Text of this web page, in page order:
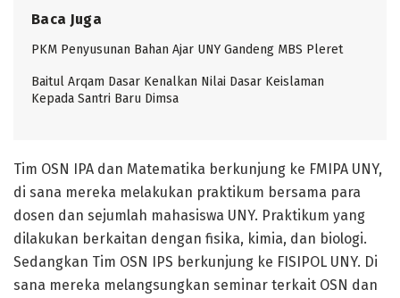
Baca Juga
PKM Penyusunan Bahan Ajar UNY Gandeng MBS Pleret
Baitul Arqam Dasar Kenalkan Nilai Dasar Keislaman
Kepada Santri Baru Dimsa
Tim OSN IPA dan Matematika berkunjung ke FMIPA UNY,
di sana mereka melakukan praktikum bersama para
dosen dan sejumlah mahasiswa UNY. Praktikum yang
dilakukan berkaitan dengan fisika, kimia, dan biologi.
Sedangkan Tim OSN IPS berkunjung ke FISIPOL UNY. Di
sana mereka melangsungkan seminar terkait OSN dan